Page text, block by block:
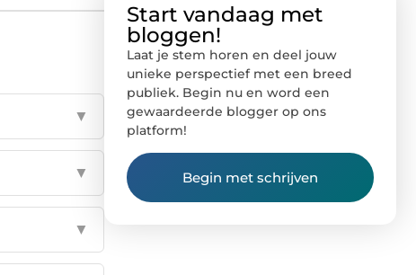
▼
▼
▼
Start vandaag met
bloggen!
Laat je stem horen en deel jouw
unieke perspectief met een breed
publiek. Begin nu en word een
gewaardeerde blogger op ons
platform!
Begin met schrijven